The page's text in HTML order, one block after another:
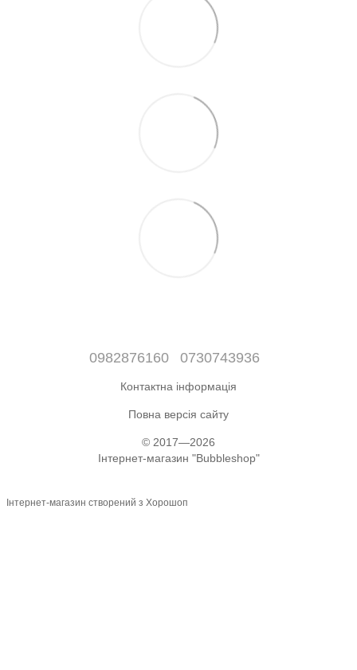
0982876160 0730743936
Контактна інформація
Повна версія сайту
© 2017—2026
Інтернет-магазин "Bubbleshop"
Інтернет-магазин створений з Хорошоп